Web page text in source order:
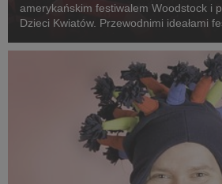
amerykańskim festiwalem Woodstock i
Dzieci Kwiatów. Przewodnimi ideałami
Europie, niezmiennie są hasła Miłości,